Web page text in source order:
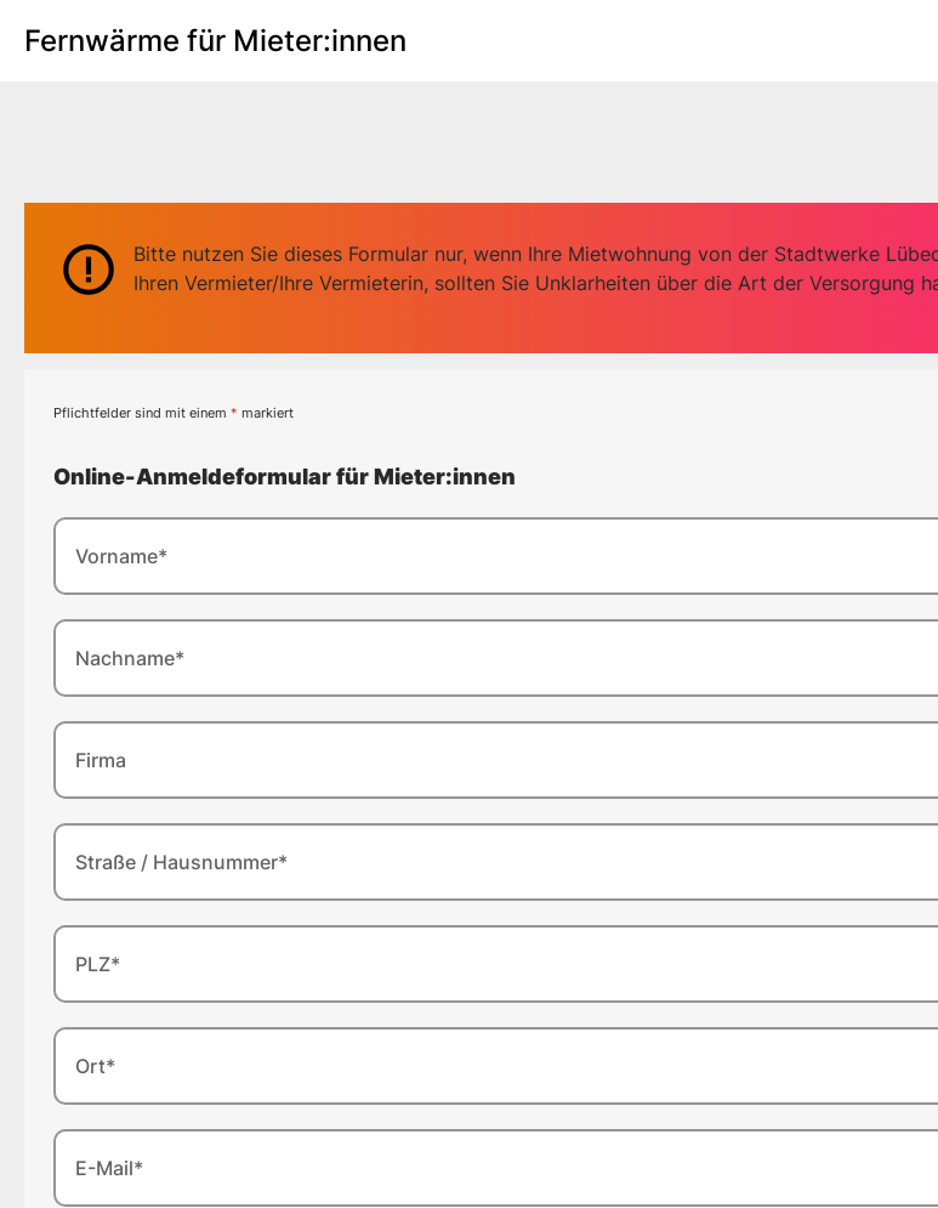
Fernwärme für Mieter:innen
Bitte nutzen Sie dieses Formular nur, wenn Ihre Mietwohnung von der Stadtwerke
Ihren Vermieter/Ihre Vermieterin, sollten Sie Unklarheiten über die Art der Versorgung
Pflichtfelder sind mit einem * markiert
Online-Anmeldeformular für Mieter:innen
Vorname*
Nachname*
Firma
Straße / Hausnummer*
PLZ*
Ort*
E-Mail*